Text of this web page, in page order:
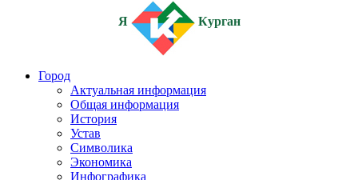
Я Курган
Город
Актуальная информация
Общая информация
История
Устав
Символика
Экономика
Инфографика